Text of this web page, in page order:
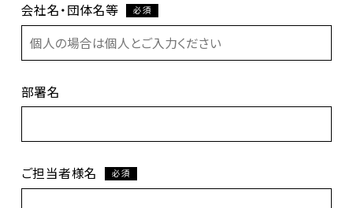
会社名・団体名等 必須
部署名
ご担当者様名 必須